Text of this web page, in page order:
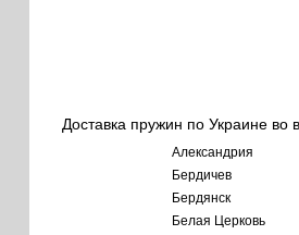
Доставка пружин по Украине во
Александрия
Бердичев
Бердянск
Белая Церковь